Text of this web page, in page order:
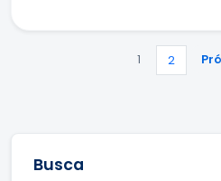
1 2
Busca